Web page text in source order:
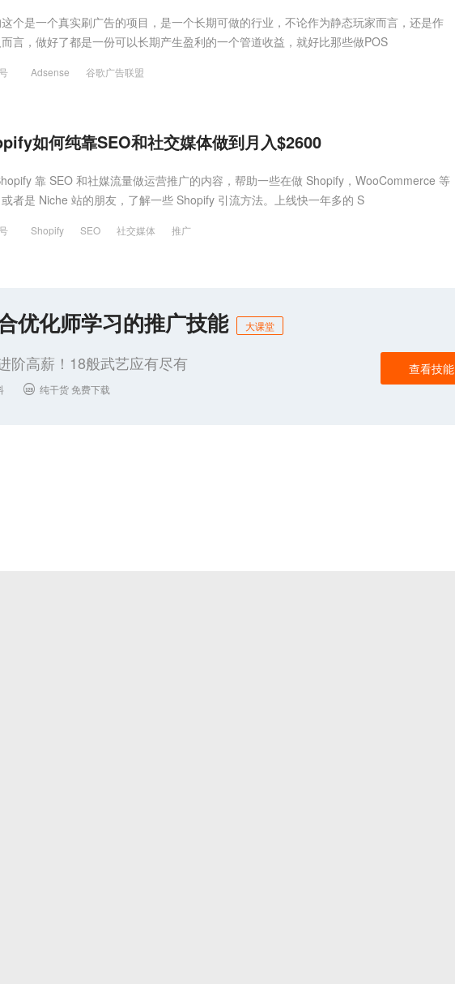
个是一个真实刷广告的项目，是一个长期可做的行业，不论作为静态玩家而言，还是作
言，做好了都是一份可以长期产生盈利的一个管道收益，就好比那些做POS
Adsense 谷歌广告联盟
如何纯靠SEO和社交媒体做到月入$2600
靠 SEO 和社媒流量做运营推广的内容，帮助一些在做 Shopify，WooCommerce 等
者是 Niche 站的朋友，了解一些 Shopify 引流方法。上线快一年多的 S
Shopify SEO 社交媒体 推广
优化师学习的推广技能 大课堂
阶高薪！18般武艺应有尽有
 纯干货 免费下载
查看技能